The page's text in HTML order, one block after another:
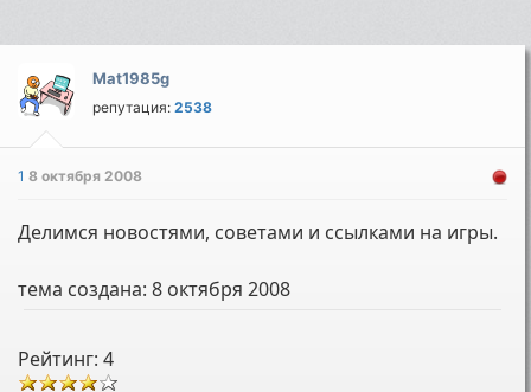
Mat1985g
репутация:2538
18 октября 2008
Делимся новостями, советами и ссылками на игры.
тема создана:8 октября 2008
Рейтинг: 4